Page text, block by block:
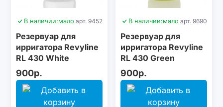
В наличии:мало арт. 9452
Резервуар для
ирригатора Revyline
RL 430 White
900р.
В наличии:мало арт. 9690
Резервуар для
ирригатора Revyline
RL 430 Green
900р.